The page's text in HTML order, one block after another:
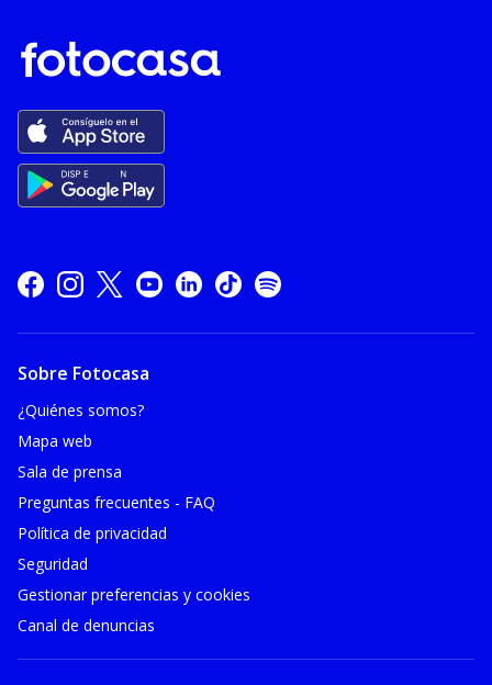
Sobre Fotocasa
¿Quiénes somos?
Mapa web
Sala de prensa
Preguntas frecuentes - FAQ
Política de privacidad
Seguridad
Gestionar preferencias y cookies
Canal de denuncias